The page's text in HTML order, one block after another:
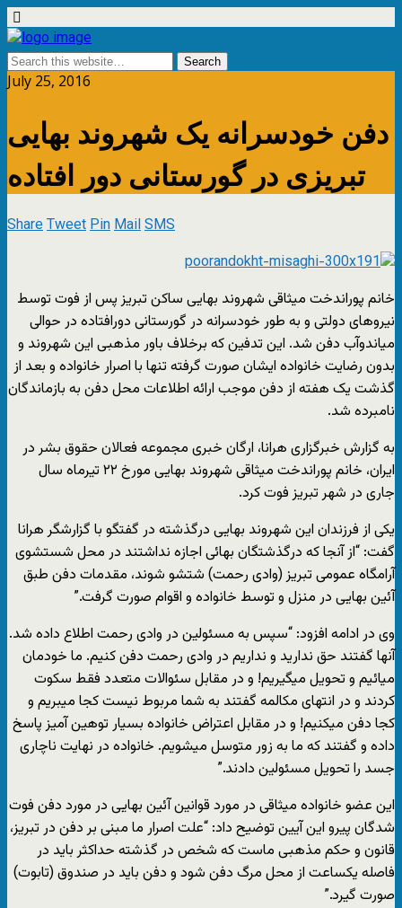
July 25, 2016
دفن خودسرانه یک شهروند بهایی
تبریزی در گورستانی دور افتاده
ShareTweetPinMailSMS
خانم پوراندخت میثاقی شهروند بهایی ساکن تبریز پس از فوت توسط
نیروهای دولتی و به طور خودسرانه در گورستانی دورافتاده در حوالی
میاندوآب دفن شد. این تدفین که برخلاف باور مذهبی این شهروند و
بدون رضایت خانواده ایشان صورت گرفته تنها با اصرار خانواده و بعد از
گذشت یک هفته از دفن موجب ارائه اطلاعات محل دفن به بازماندگان
نامبرده شد.
به گزارش خبرگزاری هرانا، ارگان خبری مجموعه فعالان حقوق بشر در
ایران، خانم پوراندخت میثاقی شهروند بهایی مورخ ۲۲ تیرماه سال
جاری در شهر تبریز فوت کرد.
یکی از فرزندان این شهروند بهایی درگذشته در گفتگو با گزارشگر هرانا
گفت: “از آنجا که درگذشتگان بهائی اجازه نداشتند در محل شستشوی
آرامگاه عمومی تبریز (وادی رحمت) شتشو شوند، مقدمات دفن طبق
آئین بهایی در منزل و توسط خانواده و اقوام صورت گرفت.”
وی در ادامه افزود: “سپس به مسئولین در وادی رحمت اطلاع داده شد.
آنها گفتند حق ندارید و نداریم در وادی رحمت دفن کنیم. ما خودمان
میائیم و تحویل میگیریم! و در مقابل سئوالات متعدد فقط سکوت
کردند و در انتهای مکالمه گفتند به شما مربوط نیست کجا میبریم و
کجا دفن میکنیم! و در مقابل اعتراض خانواده بسیار توهین آمیز پاسخ
داده و گفتند که ما به زور متوسل میشویم. خانواده در نهایت ناچاری
جسد را تحویل مسئولین دادند.”
این عضو خانواده میثاقی در مورد قوانین آئین بهایی در مورد دفن فوت
شدگان پیرو این آیین توضیح داد: “علت اصرار ما مبنی بر دفن در تبریز،
قانون و حکم مذهبی ماست که شخص در گذشته حداکثر باید در
فاصله یکساعت از محل مرگ دفن شود و دفن باید در صندوق (تابوت)
صورت گیرد.”